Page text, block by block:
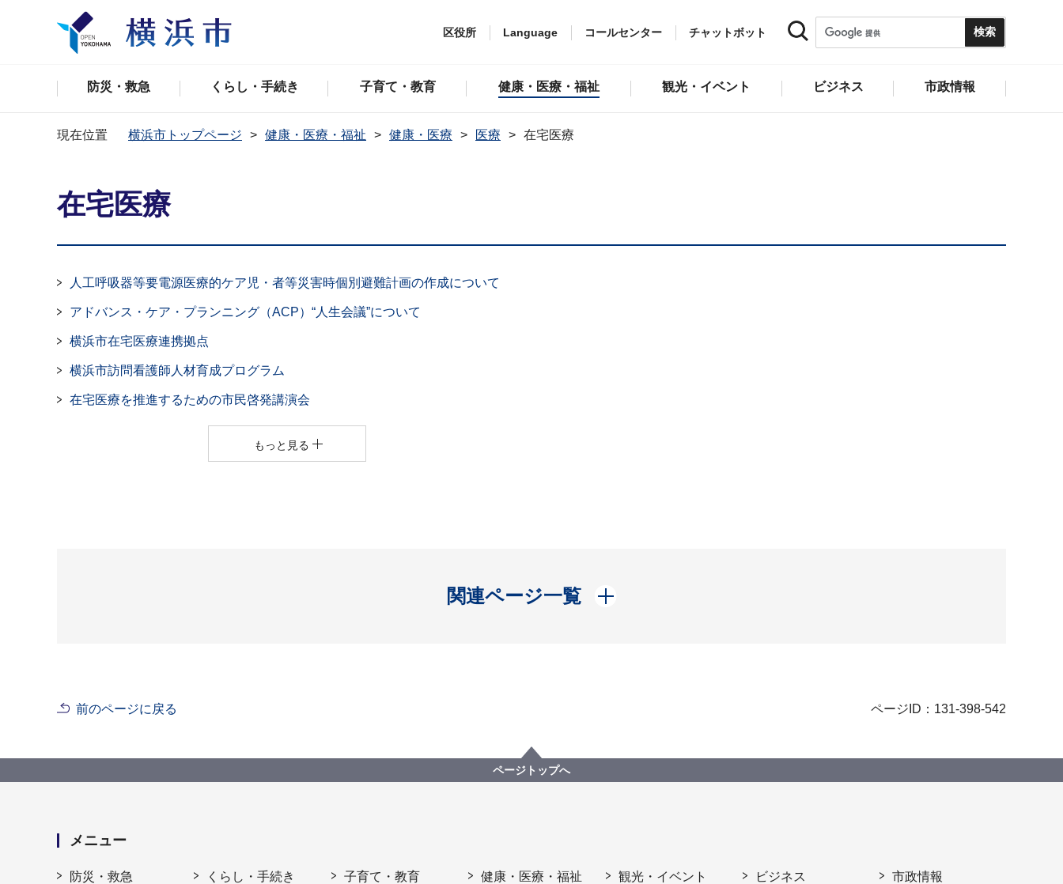
区役所 Language コールセンター チャットボット
防災・救急 くらし・手続き 子育て・教育 健康・医療・福祉 観光・イベント ビジネス 市政情報
現在位置 横浜市トップページ 健康・医療・福祉 健康・医療 医療 在宅医療
在宅医療
人工呼吸器等要電源医療的ケア児・者等災害時個別避難計画の作成について
アドバンス・ケア・プランニング（ACP）“人生会議”について
横浜市在宅医療連携拠点
横浜市訪問看護師人材育成プログラム
在宅医療を推進するための市民啓発講演会
もっと見る
関連ページ一覧
開く
前のページに戻る ページID：131-398-542
ページトップへ
メニュー
防災・救急 くらし・手続き 子育て・教育 健康・医療・福祉 観光・イベント ビジネス 市政情報